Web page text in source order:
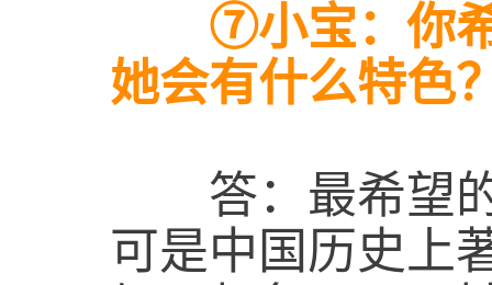
⑦小宝：你希
她会有什么特色
答：最希望
可是中国历史上